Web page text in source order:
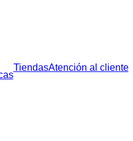
TiendasAtención al cliente